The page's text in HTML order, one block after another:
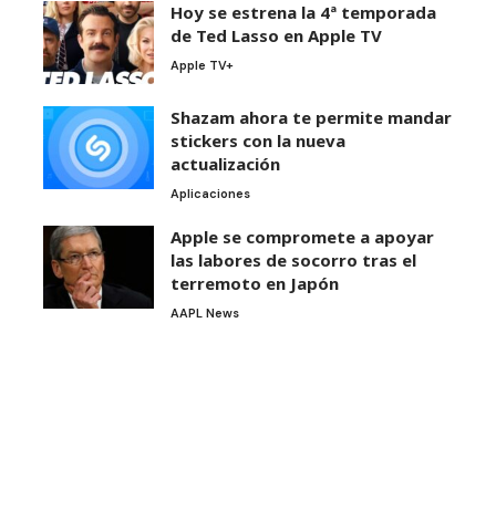
Hoy se estrena la 4ª temporada
de Ted Lasso en Apple TV
Apple TV+
Shazam ahora te permite mandar
stickers con la nueva
actualización
Aplicaciones
Apple se compromete a apoyar
las labores de socorro tras el
terremoto en Japón
AAPL News